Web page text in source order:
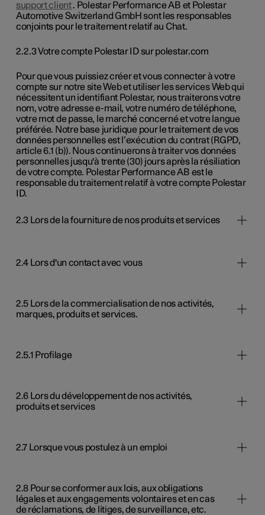
support client. Polestar Performance AB et Polestar
Automotive Switzerland GmbH sont les responsables
conjoints pour le traitement relatif au Chat.
2.2.3 Votre compte Polestar ID sur polestar.com
Pour que vous puissiez créer et vous connecter à votre
compte sur notre site Web et utiliser les services Web qui
nécessitent un identifiant Polestar, nous traiterons votre
nom, votre adresse e-mail, votre numéro de téléphone,
votre mot de passe, le marché concerné et votre langue
préférée. Notre base juridique pour le traitement de vos
données personnelles est l’exécution du contrat (RGPD,
article 6.1 (b)). Nous continuerons à traiter vos données
personnelles jusqu'à trente (30) jours après la résiliation
de votre compte. Polestar Performance AB est le
responsable du traitement relatif à votre compte Polestar
ID.
2.3 Lors de la fourniture de nos produits et services
2.4 Lors d'un contact avec vous
2.5 Lors de la commercialisation de nos activités,
marques, produits et services.
2.5.1 Profilage
2.6 Lors du développement de nos activités,
produits et services
2.7 Lorsque vous postulez à un emploi
2.8 Pour se conformer aux lois, aux obligations
légales et aux engagements volontaires et en cas
de réclamations, de litiges, de surveillance, etc.